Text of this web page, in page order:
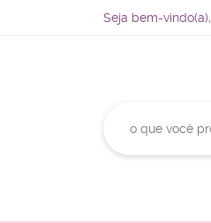
Seja bem-vindo(a),